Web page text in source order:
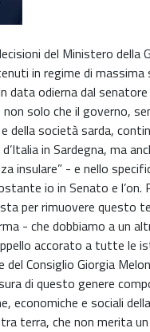
del Ministero
in regime di
odierna dal
solo che il governo,
della società sarda,
in Sardegna, ma
insulare” - e nello
io in Senato e
per rimuovere questo
- che dobbiamo a un
accorato a tutte le
del Consiglio Giorgia
di questo genere
economiche e sociali
terra, che non merita